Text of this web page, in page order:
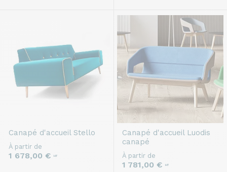
Canapé d'accueilStello
À partir de
1 678,00 € HT
Canapé d'accueilLuodis
canapé
À partir de
1 781,00 € HT